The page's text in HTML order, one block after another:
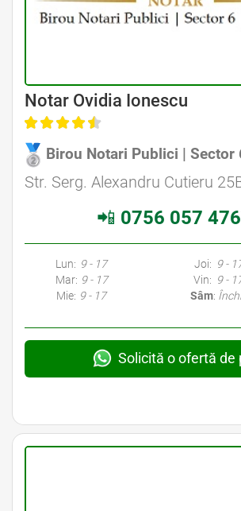
Avocat Specializat în Drept Civil • Avocat Specializat în Dreptul Familiei
Notar Ovidia Ionescu
Birou Notari Publici | Sector
Str. Serg. Alexandru Cutieru
📲 0756 057 476
Avocati Bucuresti • Cabinete Avocatura Bucuresti • Avocati Specializati Bucuresti • Avocat Bun Bucuresti •
Lun: 9 - 17
Mar: 9 - 17
Mie: 9 - 17
Joi: 9 -
Vin: 9 -
Sâm:
Solicită o ofertă de